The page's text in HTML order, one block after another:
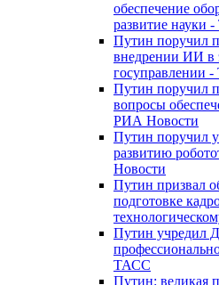
обеспечение
развитие науки
Путин поручил
внедрении ИИ в
госуправлении
Путин поручил
вопросы
РИА Новости
Путин поручил
развитию
Новости
Путин призвал
подготовке
Путин учредил
ТАСС
Путин: великая